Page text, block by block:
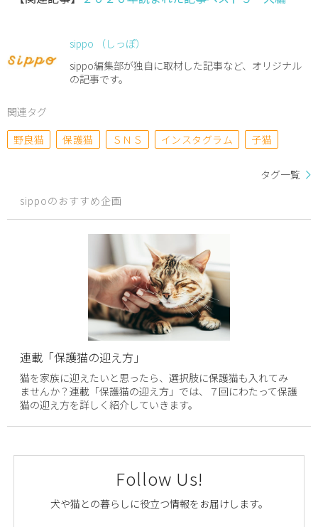
sippo （しっぽ）
sippo編集部が独自に取材した記事など、オリジナル
の記事です。
関連タグ
野良猫
保護猫 ＳＮＳ インスタグラム 子猫
タグ一覧
sippoのおすすめ企画
連載「保護猫の迎え方」
猫を家族に迎えたいと思ったら、選択肢に保護猫も入れてみ
ませんか？連載「保護猫の迎え方」では、７回にわたって保護
猫の迎え方を詳しく紹介していきます。
Follow Us!
犬や猫との暮らしに役立つ情報をお届けします。